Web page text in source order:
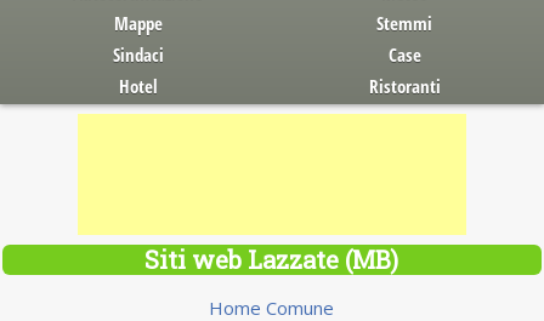
Mappe
Stemmi
Sindaci
Case
Hotel
Ristoranti
Siti web Lazzate (MB)
Home Comune